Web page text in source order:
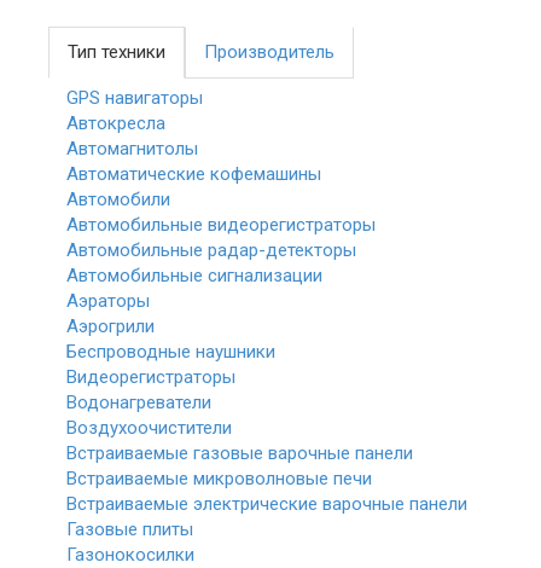
Тип техники Производитель
GPS навигаторы
Автокресла
Автомагнитолы
Автоматические кофемашины
Автомобили
Автомобильные видеорегистраторы
Автомобильные радар-детекторы
Автомобильные сигнализации
Аэраторы
Аэрогрили
Беспроводные наушники
Видеорегистраторы
Водонагреватели
Воздухоочистители
Встраиваемые газовые варочные панели
Встраиваемые микроволновые печи
Встраиваемые электрические варочные панели
Газовые плиты
Газонокосилки